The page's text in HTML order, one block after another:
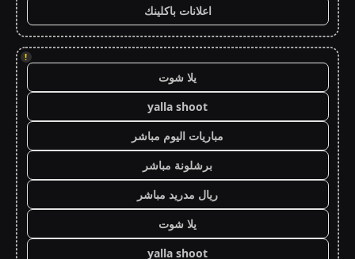
اعلانات باكلينك
!
يلا شوت
yalla shoot
مباريات اليوم مباشر
برشلونة مباشر
ريال مدريد مباشر
يلا شوت
yalla shoot